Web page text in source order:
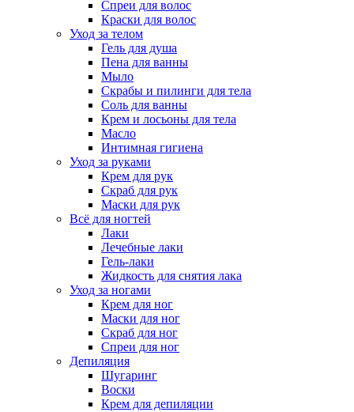
Спреи для волос
Краски для волос
Уход за телом
Гель для душа
Пена для ванны
Мыло
Скрабы и пилинги для тела
Соль для ванны
Крем и лосьоны для тела
Масло
Интимная гигиена
Уход за руками
Крем для рук
Скраб для рук
Маски для рук
Всё для ногтей
Лаки
Лечебные лаки
Гель-лаки
Жидкость для снятия лака
Уход за ногами
Крем для ног
Маски для ног
Скраб для ног
Спреи для ног
Депиляция
Шугаринг
Воски
Крем для депиляции